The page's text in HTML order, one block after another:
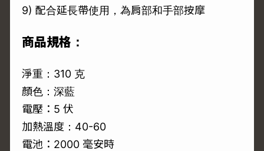
9) 配合延長帶使用，為肩部和手部按摩
商品規格：
淨重：310 克
顏色：深藍
電壓：5 伏
加熱溫度：40-60
電池：2000 毫安時